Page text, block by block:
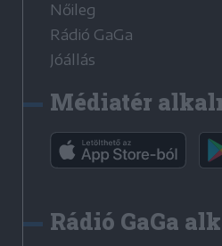
Nőileg
Rádió GaGa
Jóállás
Médiatér
Rádió GaGa